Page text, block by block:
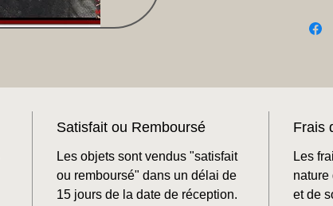
Satisfait ou Remboursé
Les objets sont vendus "satisfait
ou remboursé" dans un délai de
15 jours de la date de réception.
Frais
Les
nature
et de